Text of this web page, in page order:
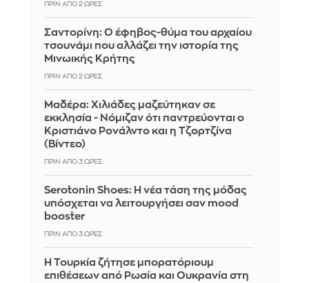
ΠΡΙΝ ΑΠΌ 2 ΏΡΕΣ
Σαντορίνη: Ο έφηβος-θύμα του αρχαίου
τσουνάμι που αλλάζει την ιστορία της
Μινωικής Κρήτης
ΠΡΙΝ ΑΠΌ 2 ΏΡΕΣ
Μαδέρα: Χιλιάδες μαζεύτηκαν σε
εκκλησία - Νόμιζαν ότι παντρεύονται ο
Κριστιάνο Ρονάλντο και η Τζορτζίνα
(Βίντεο)
ΠΡΙΝ ΑΠΌ 3 ΏΡΕΣ
Serotonin Shoes: Η νέα τάση της μόδας
υπόσχεται να λειτουργήσει σαν mood
booster
ΠΡΙΝ ΑΠΌ 3 ΏΡΕΣ
Η Τουρκία ζήτησε μπορατόριουμ
επιθέσεων από Ρωσία και Ουκρανία στη